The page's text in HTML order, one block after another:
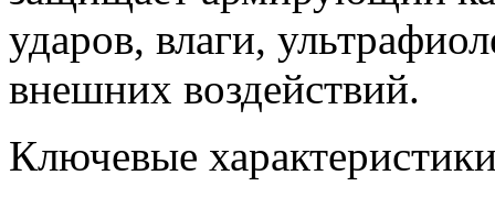
ударов, влаги,
внешних воздействий.
Ключевые